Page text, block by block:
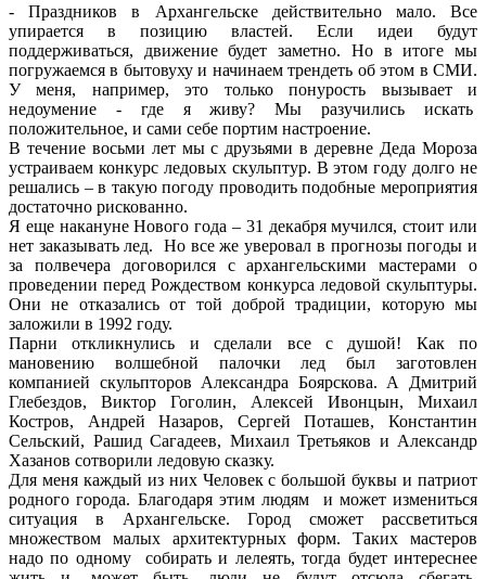
- Праздников в Архангельске действительно мало. Все
упирается в позицию властей. Если идеи будут
поддерживаться, движение будет заметно. Но в итоге мы
погружаемся в бытовуху и начинаем трендеть об этом в СМИ.
У меня, например, это только понурость вызывает и
недоумение - где я живу? Мы разучились искать
положительное, и сами себе портим настроение.
В течение восьми лет мы с друзьями в деревне Деда Мороза
устраиваем конкурс ледовых скульптур. В этом году долго не
решались – в такую погоду проводить подобные мероприятия
достаточно рискованно.
Я еще накануне Нового года – 31 декабря мучился, стоит или
нет заказывать лед. Но все же уверовал в прогнозы погоды и
за полвечера договорился с архангельскими мастерами о
проведении перед Рождеством конкурса ледовой скульптуры.
Они не отказались от той доброй традиции, которую мы
заложили в 1992 году.
Парни откликнулись и сделали все с душой! Как по
мановению волшебной палочки лед был заготовлен
компанией скульпторов Александра Боярскова. А Дмитрий
Глебездов, Виктор Гоголин, Алексей Ивонцын, Михаил
Костров, Андрей Назаров, Сергей Поташев, Константин
Сельский, Рашид Сагадеев, Михаил Третьяков и Александр
Хазанов сотворили ледовую сказку.
Для меня каждый из них Человек с большой буквы и патриот
родного города. Благодаря этим людям и может измениться
ситуация в Архангельске. Город сможет рассветиться
множеством малых архитектурных форм. Таких мастеров
надо по одному собирать и лелеять, тогда будет интереснее